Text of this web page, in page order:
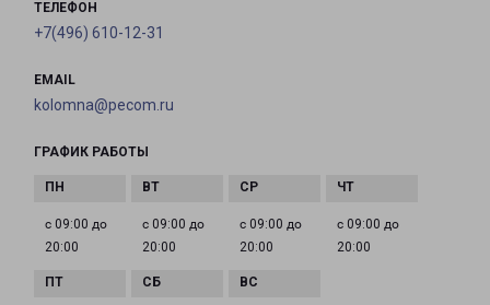
ТЕЛЕФОН
+7(496) 610-12-31
EMAIL
kolomna@pecom.ru
ГРАФИК РАБОТЫ
с 09:00 до
20:00
с 09:00 до
20:00
с 09:00 до
20:00
с 09:00 до
20:00